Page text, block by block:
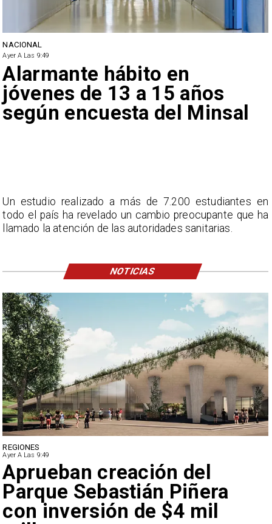
DEPORTES
Ayer A Las 9:49
Claudio Bravo baja la
euforia sobre fichaje de
Vozinha
NACIONAL
Ayer A Las 9:49
Alarmante hábito en
jóvenes de 13 a 15 años
según encuesta del Minsal
Un estudio realizado a más de 7.200 estudiantes en
todo el país ha revelado un cambio preocupante que ha
llamado la atención de las autoridades sanitarias.
NOTICIAS